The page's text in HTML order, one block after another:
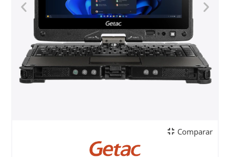
Comparar